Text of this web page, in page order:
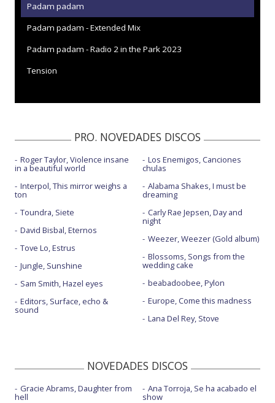
Padam padam
Padam padam - Extended Mix
Padam padam - Radio 2 in the Park 2023
Tension
PRO. NOVEDADES DISCOS
Roger Taylor, Violence insane
in a beautiful world
Interpol, This mirror weighs a
ton
Toundra, Siete
David Bisbal, Eternos
Tove Lo, Estrus
Jungle, Sunshine
Sam Smith, Hazel eyes
Editors, Surface, echo &
sound
Los Enemigos, Canciones
chulas
Alabama Shakes, I must be
dreaming
Carly Rae Jepsen, Day and
night
Weezer, Weezer (Gold album)
Blossoms, Songs from the
wedding cake
beabadoobee, Pylon
Europe, Come this madness
Lana Del Rey, Stove
NOVEDADES DISCOS
Gracie Abrams, Daughter from
hell
Ana Torroja, Se ha acabado el
show